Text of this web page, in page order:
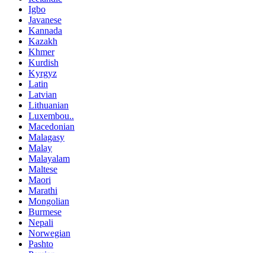
Igbo
Javanese
Kannada
Kazakh
Khmer
Kurdish
Kyrgyz
Latin
Latvian
Lithuanian
Luxembou..
Macedonian
Malagasy
Malay
Malayalam
Maltese
Maori
Marathi
Mongolian
Burmese
Nepali
Norwegian
Pashto